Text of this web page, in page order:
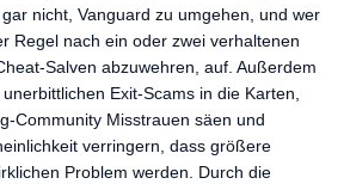
nicht, Vanguard zu umgehen, und wer
Regel nach ein oder zwei verhaltenen
Salven abzuwehren, auf. Außerdem
Exit-Scams in die Karten,
Community Misstrauen säen und
verringern, dass größere
Problem werden. Durch die